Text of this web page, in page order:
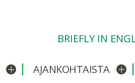
BRIEFLY IN
Avaa/sulje alavalikko
AJANKOHTAISTA